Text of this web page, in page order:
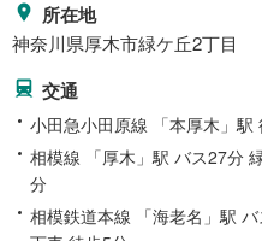
所在地
神奈川県厚木市緑ケ丘2丁目
交通
小田急小田原線 「本厚木」駅
相模線 「厚木」駅 バス27分
分
相模鉄道本線 「海老名」駅